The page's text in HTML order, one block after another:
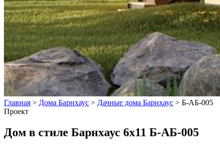
Главная > Дома Барнхаус > Дачные дома Барнхаус > Б-АБ-005
Проект
Дом в стиле Барнхаус 6x11 Б-АБ-005